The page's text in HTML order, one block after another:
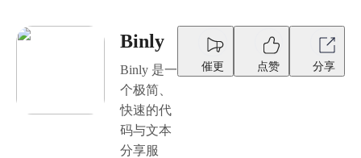
Binly
Binly 是一
个极简、
快速的代
码与文本
分享服
催更 点赞 分享